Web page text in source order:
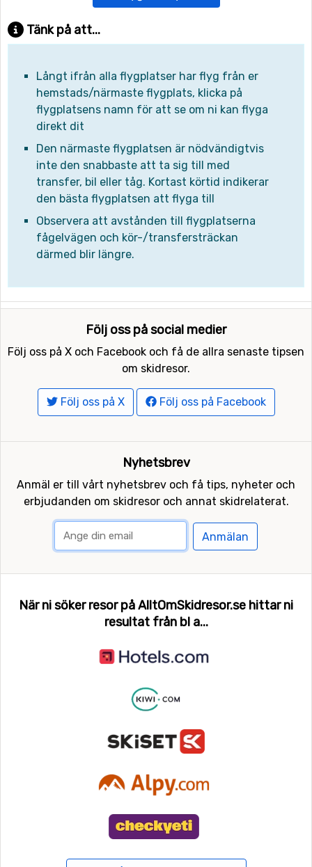
Tänk på att...
Långt ifrån alla flygplatser har flyg från er
hemstads/närmaste flygplats, klicka på
flygplatsens namn för att se om ni kan flyga
direkt dit
Den närmaste flygplatsen är nödvändigtvis
inte den snabbaste att ta sig till med
transfer, bil eller tåg. Kortast körtid indikerar
den bästa flygplatsen att flyga till
Observera att avstånden till flygplatserna
fågelvägen och kör-/transfersträckan
därmed blir längre.
Följ oss på social medier
Följ oss på X och Facebook och få de allra senaste tipsen
om skidresor.
Följ oss på X Följ oss på Facebook
Nyhetsbrev
Anmäl er till vårt nyhetsbrev och få tips, nyheter och
erbjudanden om skidresor och annat skidrelaterat.
Anmälan
När ni söker resor på AlltOmSkidresor.se hittar ni
resultat från bl a...